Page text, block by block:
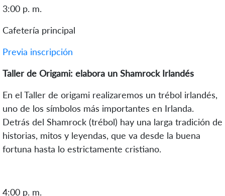
3:00 p. m.
Cafetería principal
Previa inscripción
Taller de Origami: elabora un Shamrock Irlandés
En el Taller de origami realizaremos un trébol irlandés,
uno de los símbolos más importantes en Irlanda.
Detrás del Shamrock (trébol) hay una larga tradición de
historias, mitos y leyendas, que va desde la buena
fortuna hasta lo estrictamente cristiano.
4:00 p. m.